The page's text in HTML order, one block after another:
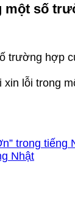
một số
trường hợp
xin lỗi trong
trong tiếng
Nhật